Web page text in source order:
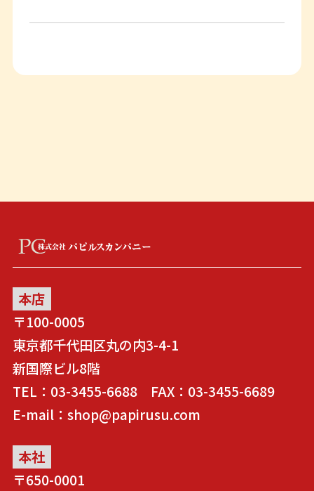
本店
〒100-0005
東京都千代田区丸の内3-4-1
新国際ビル8階
TEL：03-3455-6688 FAX：03-3455-6689
E-mail：shop@papirusu.com
本社
〒650-0001